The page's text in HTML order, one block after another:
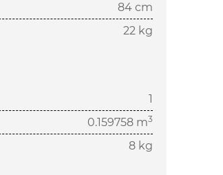
84 cm
22 kg
1
0.159758 m3
8 kg